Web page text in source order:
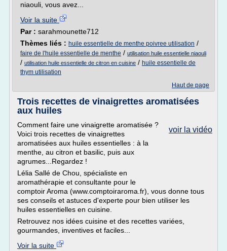
niaouli, vous avez...
Voir la suite
Par : sarahmounette712
Thèmes liés : huile essentielle de menthe poivree utilisation /
faire de l'huile essentielle de menthe / utilisation huile essentielle niaouli
/ utilisation huile essentielle de citron en cuisine / huile essentielle de
thym utilisation
Haut de page
Trois recettes de vinaigrettes aromatisées
aux huiles
voir la vidéo
Comment faire une vinaigrette aromatisée ?
Voici trois recettes de vinaigrettes
aromatisées aux huiles essentielles : à la
menthe, au citron et basilic, puis aux
agrumes...Regardez !
Lélia Sallé de Chou, spécialiste en
aromathérapie et consultante pour le
comptoir Aroma (www.comptoiraroma.fr), vous donne tous
ses conseils et astuces d'experte pour bien utiliser les
huiles essentielles en cuisine.
Retrouvez nos idées cuisine et des recettes variées,
gourmandes, inventives et faciles...
Voir la suite